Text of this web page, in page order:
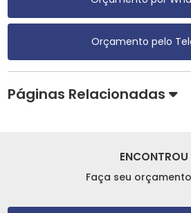
Orçamento pelo
Páginas Relacionadas
Faça seu